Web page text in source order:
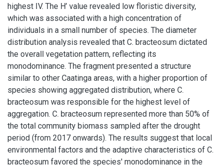
highest IV. The H’ value revealed low floristic diversity,
which was associated with a high concentration of
individuals in a small number of species. The diameter
distribution analysis revealed that C. bracteosum dictated
the overall vegetation pattern, reflecting its
monodominance. The fragment presented a structure
similar to other Caatinga areas, with a higher proportion of
species showing aggregated distribution, where C.
bracteosum was responsible for the highest level of
aggregation. C. bracteosum represented more than 50% of
the total community biomass sampled after the drought
period (from 2017 onwards). The results suggest that local
environmental factors and the adaptive characteristics of C.
bracteosum favored the species' monodominance in the